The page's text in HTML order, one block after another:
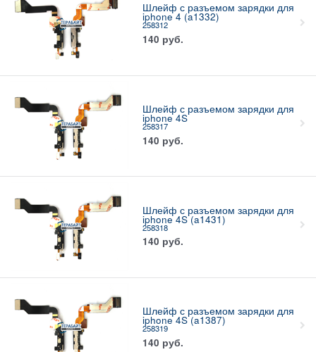
Шлейф с разъемом зарядки для
iphone 4 (a1332)
258312
140 руб.
Шлейф с разъемом зарядки для
iphone 4S
258317
140 руб.
Шлейф с разъемом зарядки для
iphone 4S (a1431)
258318
140 руб.
Шлейф с разъемом зарядки для
iphone 4S (a1387)
258319
140 руб.